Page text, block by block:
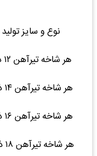
نوع و سایز
هر شاخه تیرآهن ۱۲ ذوب آهن ۱۲ متری ۱۲۲ ۱۲,۳۰۰,۰۰۰ (۰.۰۰%)۰
هر شاخه تیرآهن ۱۴ ذوب آهن ۱۲ متری ۱۵۵ ۱۵,۰۰۰,۰۰۰ (۰.۰۰%)۰
هر شاخه تیرآهن ۱۶ ذوب آهن ۱۲ متری ۱۹۵ ۱۸,۵۰۰,۰۰۰ (۰.۰۰%)۰
هر شاخه تیرآهن ۱۸ ذوب آهن ۱۲ متری ۲۲۵ ۲۲,۵۰۰,۰۰۰ (۰.۰۰%)۰